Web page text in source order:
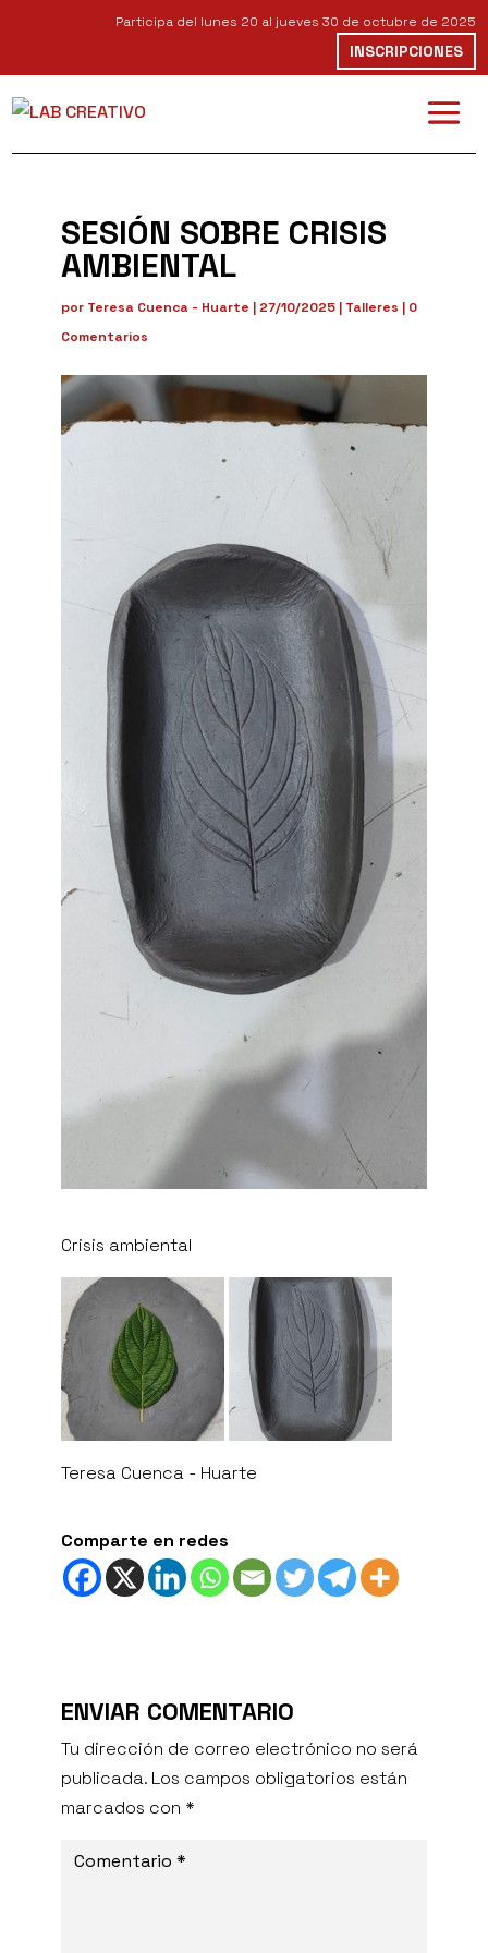
Participa del lunes 20 al jueves 30 de octubre de 2025
INSCRIPCIONES
SESIÓN SOBRE CRISIS
AMBIENTAL
por Teresa Cuenca - Huarte | 27/10/2025 | Talleres | 0
Comentarios
Crisis ambiental
Teresa Cuenca - Huarte
Comparte en redes
ENVIAR COMENTARIO
Tu dirección de correo electrónico no será
publicada. Los campos obligatorios están
marcados con *